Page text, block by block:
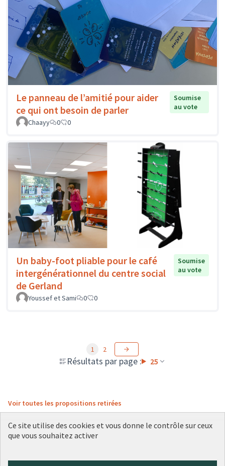
Le panneau de l’amitié pour aider
ce qui ont besoin de parler
Soumise
au vote
Chaayy
0 0
Un baby-foot pliable pour le café
intergénérationnel du centre social
de Gerland
Soumise
au vote
Youssef et Sami 0 0
Résultats par page : 25
1 2
Voir toutes les propositions retirées
Ce site utilise des cookies et vous donne le contrôle sur ceux
que vous souhaitez activer